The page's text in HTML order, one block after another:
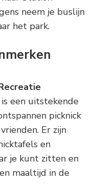
neem je buslijn
het park.
een uitstekende
picknick
Er zijn
en
je kunt zitten en
maaltijd in de